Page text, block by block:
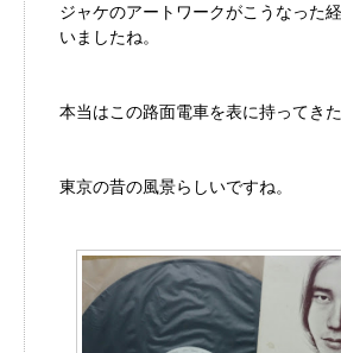
ジャケのアートワークがこうなった
いましたね。
本当はこの路面電車を表に持ってき
東京の昔の風景らしいですね。